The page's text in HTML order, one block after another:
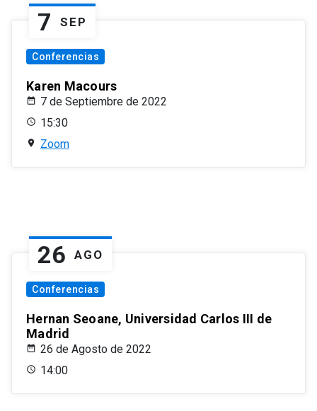
7 SEP
Conferencias
Karen Macours
7 de Septiembre de 2022
15:30
Zoom
26 AGO
Conferencias
Hernan Seoane, Universidad Carlos III de
Madrid
26 de Agosto de 2022
14:00